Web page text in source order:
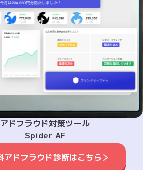
アドフラウド対策ツール
Spider AF
アドフラウド診断はこちら